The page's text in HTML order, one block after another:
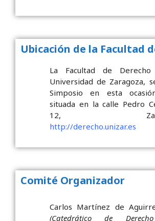
Ubicación de la Facultad
La Facultad de
Universidad de Zaragoza,
Simposio en esta
situada en la calle Pedro
12,
http://derecho.unizar.es
Comité Organizador
Carlos Martínez de
(Catedrático de